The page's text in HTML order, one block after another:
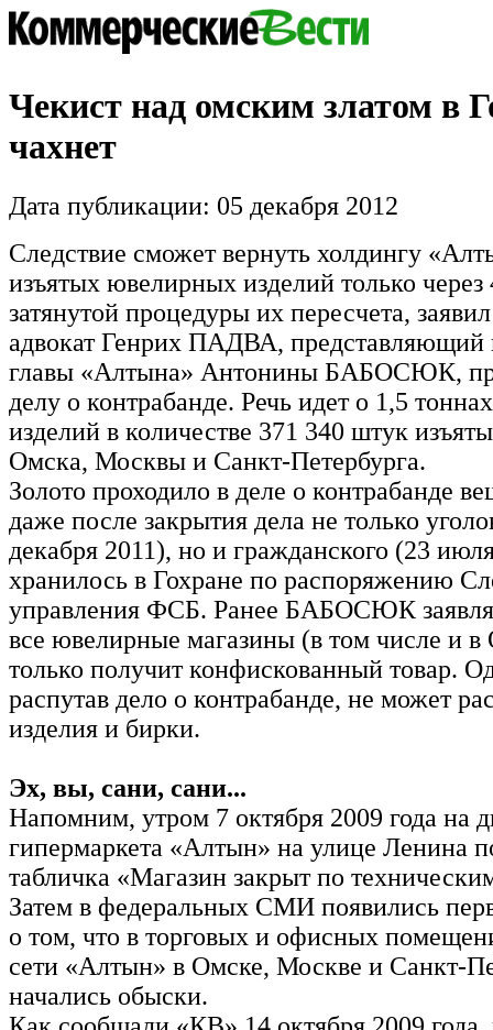
Чекист над омским златом в
чахнет
Дата публикации: 05 декабря 2012
Следствие сможет вернуть холдингу
изъятых ювелирных изделий только через
затянутой процедуры их пересчета,
адвокат Генрих ПАДВА, представляющий
главы «Алтына» Антонины БАБОСЮК,
делу о контрабанде. Речь идет о 1,5
изделий в количестве 371 340 штук
Омска, Москвы и Санкт-Петербурга.
Золото проходило в деле о контрабанде
даже после закрытия дела не только
декабря 2011), но и гражданского (23
хранилось в Гохране по распоряжению
управления ФСБ. Ранее БАБОСЮК
все ювелирные магазины (в том числе и в
только получит конфискованный товар.
распутав дело о контрабанде, не может
изделия и бирки.
Эх, вы, сани, сани...
Напомним, утром 7 октября 2009 года на
гипермаркета «Алтын» на улице Ленина
табличка «Магазин закрыт по
Затем в федеральных СМИ появились
о том, что в торговых и офисных
сети «Алтын» в Омске, Москве и Санкт-
начались обыски.